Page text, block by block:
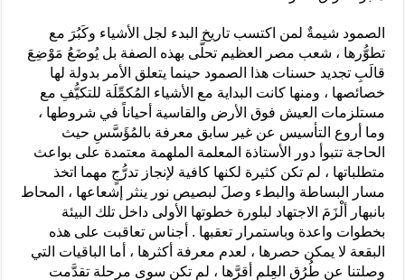
الصمود شيمةٌ لمن اكتسب تاريخ البدء لجل الأشياء وكَبُرَ مع
تطوُّرها ، شعب مصر العظيم تحلَّى بهذه الصفة بل يُوضَعُ مَوْضِعَ
قالَبِ تجديد حسنات هذا الصمود حينما يتعلق الأمر بدولة لها
خصائصها ، ومنها كانت البداية مع الأشياء المُكمِّلَة للتكيُّفِ مع
مستلزمات العيش فوق الأرض والقاسية أحياناً في شروطها ،
وما أروع التأسيس عن غير سابق معرفة بالمُؤَسَّسِ حيث
الحاجة تتبوأ دور الأستاذة المعلمة الملهمة معتمدة على بواعث
متطلباتها ، لم تكن كثيرة لكنها كافية لإنجاز تدرُّجٍ مهما اتخذ
مسار البساطة والبطء وصلَ لبصيص نور ينثر إشعاعها ، المحاط
بانبهار ألْزَمَ الاجتهاد لبلورة خطوتها الأولى داخل تلك البيئة
بخطوات واعدة وباستمرار تعقبها . أجناس تعاقبت على هذه
البقعة لا يمكن حصرها ، لعدم معرفة أكثرها ، أما الباقيات التي
وصلتنا عن طُرُقٍ العِلم أقرَّها ، لم تكن سوى مرحلة تقدَّمت